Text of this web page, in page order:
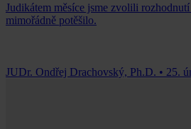
Judikátem měsíce jsme zvolili
mimořádně potěšilo.
JUDr. Ondřej Drachovský, Ph.D. • 25.